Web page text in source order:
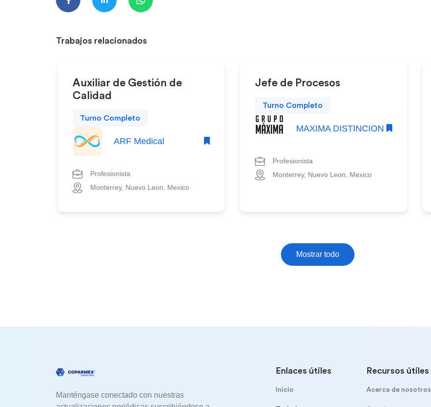
Trabajos relacionados
Auxiliar de Gestión de
Calidad
Turno Completo
ARF Medical
Profesionista
Monterrey, Nuevo Leon, Mexico
Jefe de Procesos
Turno Completo
MAXIMA DISTINCION
Profesionista
Monterrey, Nuevo Leon, Mexico
Mostrar todo
Manténgase conectado con nuestras
Enlaces útiles
Inicio
Recursos útiles
Acerca de nosotros